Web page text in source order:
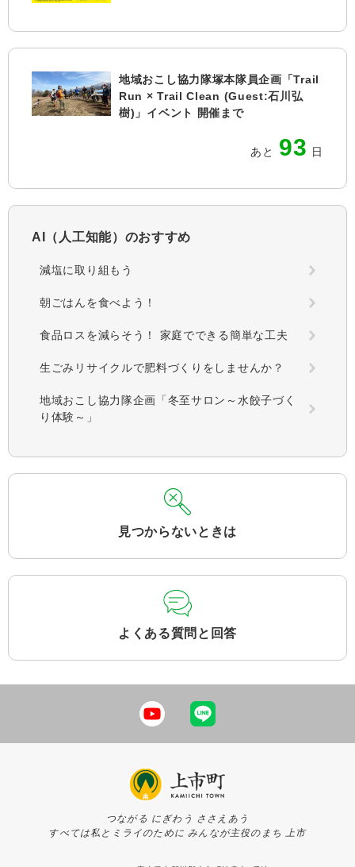
地域おこし協力隊塚本隊員企画「Trail
Run × Trail Clean (Guest:石川弘
樹)」イベント 開催まで
あと 93 日
AI（人工知能）のおすすめ
減塩に取り組もう
朝ごはんを食べよう！
食品ロスを減らそう！ 家庭でできる簡単な工夫
生ごみリサイクルで肥料づくりをしませんか？
地域おこし協力隊企画「冬至サロン～水餃子づく
り体験～」
見つからないときは
よくある質問と回答
つながる にぎわう ささえあう
すべては私とミライのために みんなが主役のまち 上市